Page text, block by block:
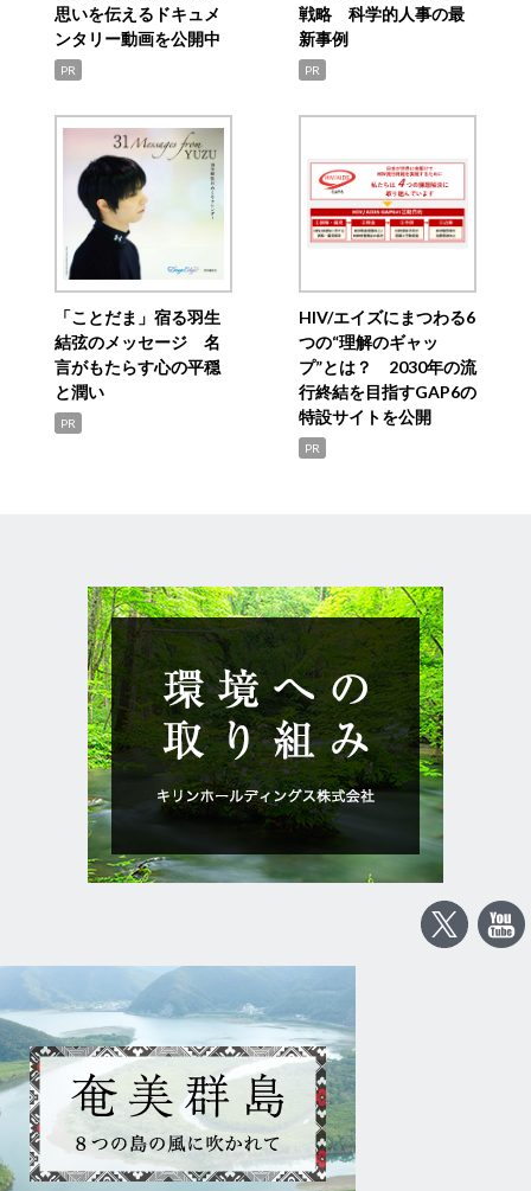
思いを伝えるドキュメ
ンタリー動画を公開中
PR
戦略 科学的人事の最
新事例
PR
「ことだま」宿る羽生
結弦のメッセージ 名
言がもたらす心の平穏
と潤い
PR
HIV/エイズにまつわる6
つの“理解のギャッ
プ”とは？ 2030年の流
行終結を目指すGAP6の
特設サイトを公開
PR